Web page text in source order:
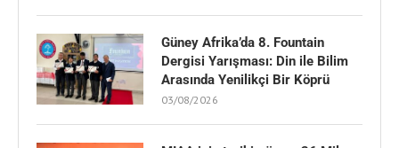
Güney Afrika’da 8. Fountain
Dergisi Yarışması: Din ile Bilim
Arasında Yenilikçi Bir Köprü
03/08/2026